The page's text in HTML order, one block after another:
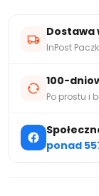
Dostawa
InPost
100-
Po prostu i
ponad